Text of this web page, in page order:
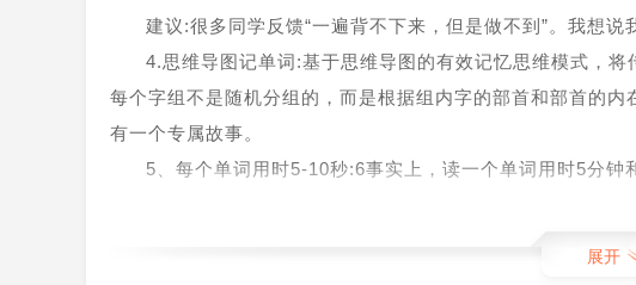
建议:很多同学反馈“一遍背不下来，但是做不到”。我想说
4.思维导图记单词:基于思维导图的有效记忆思维模式，
每个字组不是随机分组的，而是根据组内字的部首和部首的
有一个专属故事。
5、每个单词用时5-10秒:6事实上，读一个单词用时5分
展开